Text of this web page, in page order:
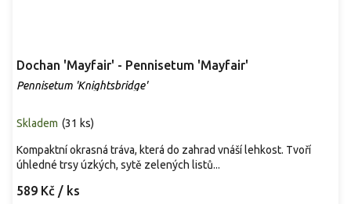
Dochan 'Mayfair' - Pennisetum 'Mayfair'
Pennisetum 'Knightsbridge'
Skladem (31 ks)
589 Kč / ks
Kompaktní okrasná tráva, která do zahrad vnáší lehkost. Tvoří
úhledné trsy úzkých, sytě zelených listů...